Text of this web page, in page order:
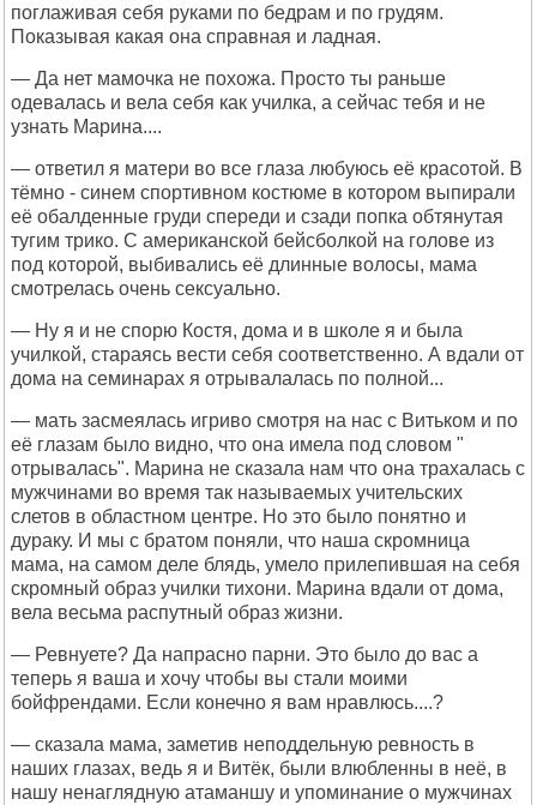
поглаживая себя руками по бедрам и по грудям.
Показывая какая она справная и ладная.
— Да нет мамочка не похожа. Просто ты раньше
одевалась и вела себя как училка, а сейчас тебя и не
узнать Марина....
— ответил я матери во все глаза любуюсь её красотой. В
тёмно - синем спортивном костюме в котором выпирали
её обалденные груди спереди и сзади попка обтянутая
тугим трико. С американской бейсболкой на голове из
под которой, выбивались её длинные волосы, мама
смотрелась очень сексуально.
— Ну я и не спорю Костя, дома и в школе я и была
училкой, стараясь вести себя соответственно. А вдали от
дома на семинарах я отрывалалась по полной...
— мать засмеялась игриво смотря на нас с Витьком и по
её глазам было видно, что она имела под словом "
отрывалась". Марина не сказала нам что она трахалась с
мужчинами во время так называемых учительских
слетов в областном центре. Но это было понятно и
дураку. И мы с братом поняли, что наша скромница
мама, на самом деле блядь, умело прилепившая на себя
скромный образ училки тихони. Марина вдали от дома,
вела весьма распутный образ жизни.
— Ревнуете? Да напрасно парни. Это было до вас а
теперь я ваша и хочу чтобы вы стали моими
бойфрендами. Если конечно я вам нравлюсь....?
— сказала мама, заметив неподдельную ревность в
наших глазах, ведь я и Витёк, были влюбленны в неё, в
нашу ненаглядную атаманшу и упоминание о мужчинах